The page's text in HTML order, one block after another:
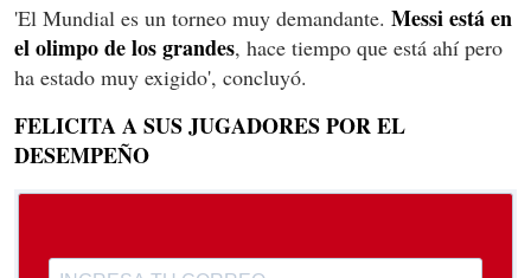
'El Mundial es un torneo muy demandante. Messi está en
el olimpo de los grandes, hace tiempo que está ahí pero
ha estado muy exigido', concluyó.
FELICITA A SUS JUGADORES POR EL
DESEMPEÑO